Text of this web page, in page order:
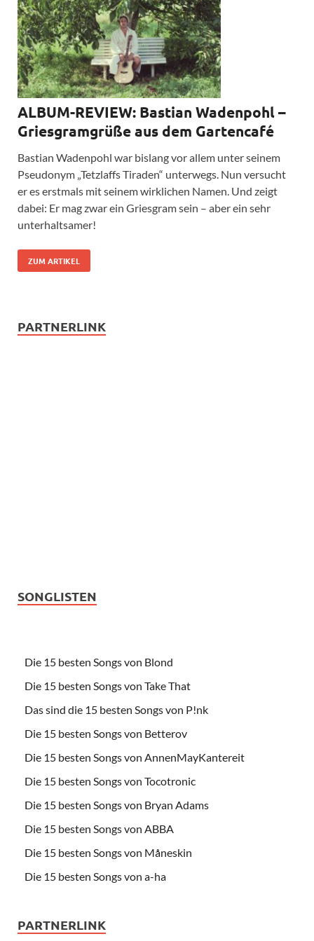
ALBUM-REVIEW: Bastian Wadenpohl –
Griesgramgrüße aus dem Gartencafé
Bastian Wadenpohl war bislang vor allem unter seinem
Pseudonym „Tetzlaffs Tiraden“ unterwegs. Nun versucht
er es erstmals mit seinem wirklichen Namen. Und zeigt
dabei: Er mag zwar ein Griesgram sein – aber ein sehr
unterhaltsamer!
ZUM ARTIKEL
PARTNERLINK
SONGLISTEN
Die 15 besten Songs von Blond
Die 15 besten Songs von Take That
Das sind die 15 besten Songs von P!nk
Die 15 besten Songs von Betterov
Die 15 besten Songs von AnnenMayKantereit
Die 15 besten Songs von Tocotronic
Die 15 besten Songs von Bryan Adams
Die 15 besten Songs von ABBA
Die 15 besten Songs von Måneskin
Die 15 besten Songs von a-ha
PARTNERLINK